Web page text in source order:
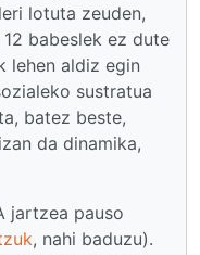
lotuta zeuden,
babeslek ez dute
lehen aldiz egin
sustratua
batez beste,
da dinamika,
jartzea pauso
, nahi baduzu).